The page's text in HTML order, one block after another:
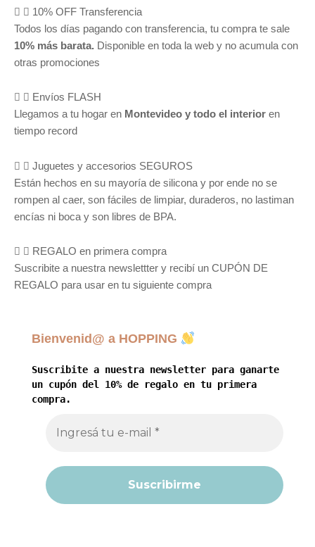
10% OFF Transferencia
Todos los días pagando con transferencia, tu compra te sale
10% más barata. Disponible en toda la web y no acumula con
otras promociones
Envíos FLASH
Llegamos a tu hogar en Montevideo y todo el interior en
tiempo record
Juguetes y accesorios SEGUROS
Están hechos en su mayoría de silicona y por ende no se
rompen al caer, son fáciles de limpiar, duraderos, no lastiman
encías ni boca y son libres de BPA.
REGALO en primera compra
Suscribite a nuestra newslettter y recibí un CUPÓN DE
REGALO para usar en tu siguiente compra
Bienvenid@ a HOPPING
Suscribite a nuestra newsletter para ganarte
un cupón del 10% de regalo en tu primera
compra.